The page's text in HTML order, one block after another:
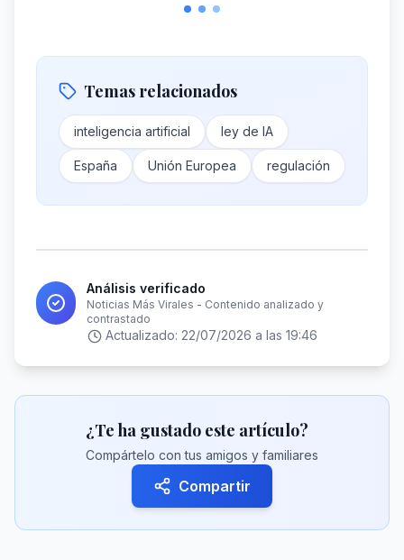
Temas relacionados
inteligencia artificial ley de IA
España Unión Europea regulación
Análisis verificado
Noticias Más Virales - Contenido analizado y
contrastado
Actualizado: 22/07/2026 a las 19:46
¿Te ha gustado este artículo?
Compártelo con tus amigos y familiares
Compartir